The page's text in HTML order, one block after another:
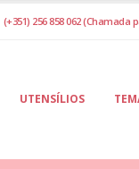
(+351) 256 858 062
UTENSÍLIOS